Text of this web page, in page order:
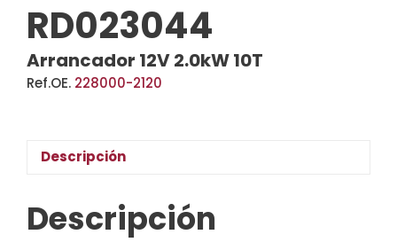
RD023044
Arrancador 12V 2.0kW 10T
Ref.OE. 228000-2120
Descripción
Descripción